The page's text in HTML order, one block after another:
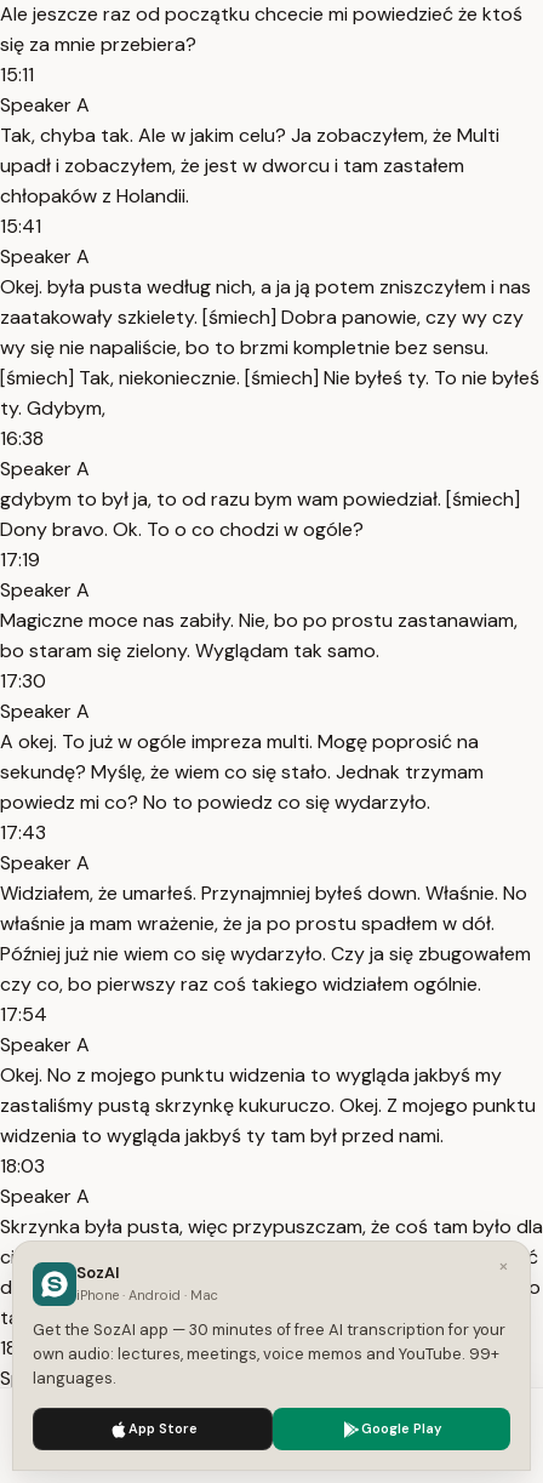
Ale jeszcze raz od początku chcecie mi powiedzieć że ktoś
się za mnie przebiera?
15:11
Speaker A
Tak, chyba tak. Ale w jakim celu? Ja zobaczyłem, że Multi
upadł i zobaczyłem, że jest w dworcu i tam zastałem
chłopaków z Holandii.
15:41
Speaker A
Okej. była pusta według nich, a ja ją potem zniszczyłem i nas
zaatakowały szkielety. [śmiech] Dobra panowie, czy wy czy
wy się nie napaliście, bo to brzmi kompletnie bez sensu.
[śmiech] Tak, niekoniecznie. [śmiech] Nie byłeś ty. To nie byłeś
ty. Gdybym,
16:38
Speaker A
gdybym to był ja, to od razu bym wam powiedział. [śmiech]
Dony bravo. Ok. To o co chodzi w ogóle?
17:19
Speaker A
Magiczne moce nas zabiły. Nie, bo po prostu zastanawiam,
bo staram się zielony. Wyglądam tak samo.
17:30
Speaker A
A okej. To już w ogóle impreza multi. Mogę poprosić na
sekundę? Myślę, że wiem co się stało. Jednak trzymam
powiedz mi co? No to powiedz co się wydarzyło.
17:43
Speaker A
Widziałem, że umarłeś. Przynajmniej byłeś down. Właśnie. No
właśnie ja mam wrażenie, że ja po prostu spadłem w dół.
Później już nie wiem co się wydarzyło. Czy ja się zbugowałem
czy co, bo pierwszy raz coś takiego widziałem ogólnie.
17:54
Speaker A
Okej. No z mojego punktu widzenia to wygląda jakbyś my
zastaliśmy pustą skrzynkę kukuruczo. Okej. Z mojego punktu
widzenia to wygląda jakbyś ty tam był przed nami.
18:03
Speaker A
Skrzynka była pusta, więc przypuszczam, że coś tam było dla
ciebie. Nie no, zanim ja zdążyłem, zanim ja z Daj mi powiedzieć
do końca. Ja trzymam gębę zamkniętą. Mnie nie interesuje co
tam było. Wiem, że chciałeś z nimi nawiązać konto.
18:15
Speaker A
Czemu oni tam wszyscy byli? nadzieję, że ci to się udało też
poza tym z tym Leonem czy jak on miał też z nim gadałem na
ten temat może żeby kurczę się z tobą oke z włosami nie no
We use cookies to enhance your experience.
×
SozAI
iPhone · Android · Mac
Get the SozAI app — 30 minutes of free AI transcription for your
own audio: lectures, meetings, voice memos and YouTube. 99+
languages.
App Store Google Play